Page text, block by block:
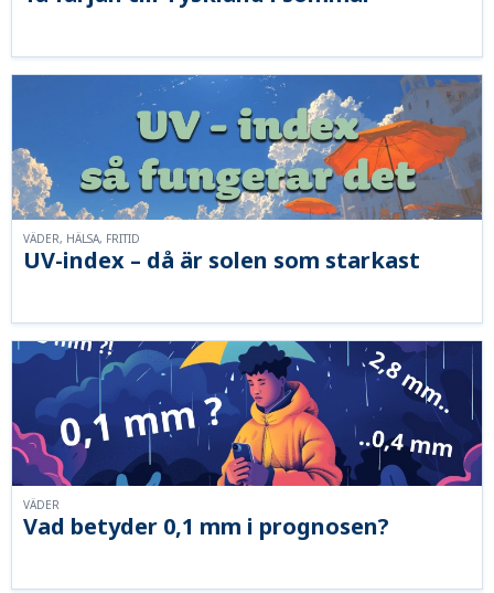
UV-index – då är solen som starkast
VÄDER, HÄLSA, FRITID
Vad betyder 0,1 mm i prognosen?
VÄDER